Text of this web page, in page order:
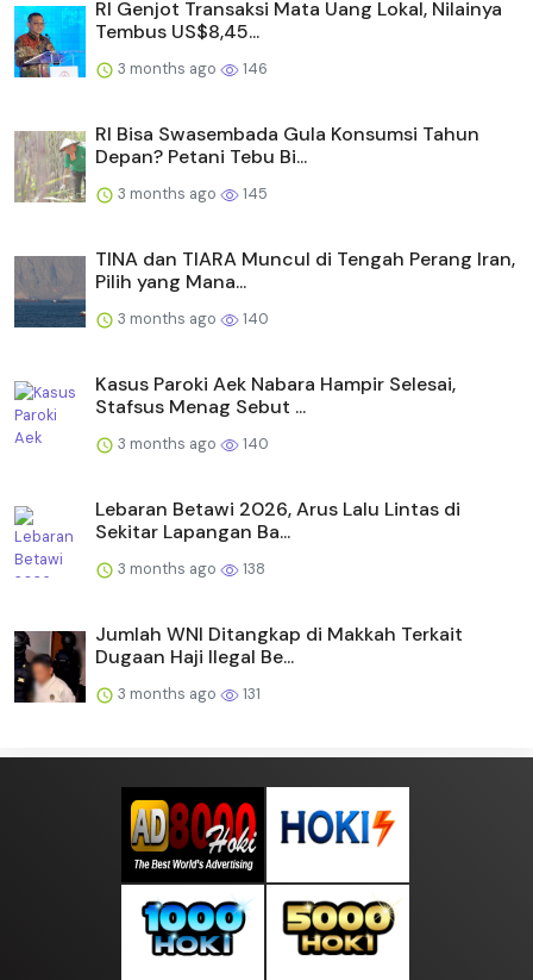
RI Genjot Transaksi Mata Uang Lokal, Nilainya
Tembus US$8,45...
3 months ago 146
RI Bisa Swasembada Gula Konsumsi Tahun
Depan? Petani Tebu Bi...
3 months ago 145
TINA dan TIARA Muncul di Tengah Perang Iran,
Pilih yang Mana...
3 months ago 140
Kasus Paroki Aek Nabara Hampir Selesai,
Stafsus Menag Sebut ...
3 months ago 140
Lebaran Betawi 2026, Arus Lalu Lintas di
Sekitar Lapangan Ba...
3 months ago 138
Jumlah WNI Ditangkap di Makkah Terkait
Dugaan Haji Ilegal Be...
3 months ago 131